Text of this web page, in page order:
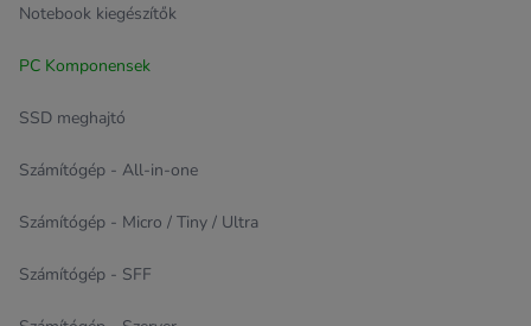
Notebook kiegészítők
PC Komponensek
SSD meghajtó
Számítógép - All-in-one
Számítógép - Micro / Tiny / Ultra
Számítógép - SFF